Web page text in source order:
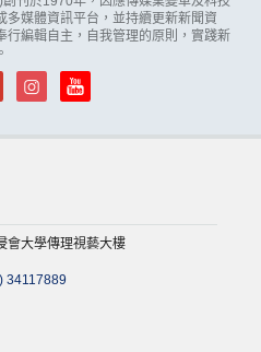
多媒體資訊平台，並持續更新新聞資
行編輯自主，自我管理的原則，實踐新
會大學傳理視藝大樓
34117889